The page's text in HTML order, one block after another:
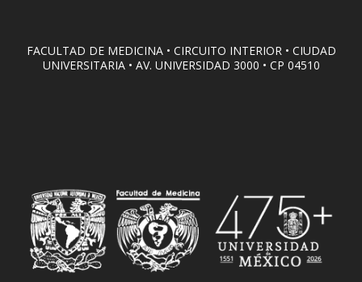
FACULTAD DE MEDICINA • CIRCUITO INTERIOR • CIUDAD
UNIVERSITARIA • AV. UNIVERSIDAD 3000 • CP 04510